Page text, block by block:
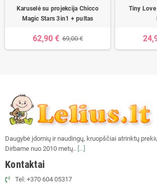
Karuselė su projekcija Chicco
Magic Stars 3in1 + pultas
62,90 € 69,00 €
Tiny
Daugybė įdomių ir naudingų, kruopščiai atrinktų
Dirbame nuo 2010 metų.. [...]
Kontaktai
Tel: +370 604 05317